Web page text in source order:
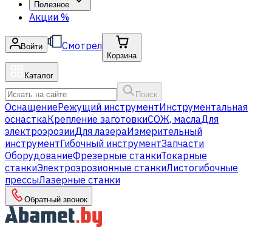
Полезное
Акции %
Войти Смотрел
Корзина
Каталог
Поиск
ОснащениеРежущий инструментИнструментальная
оснасткаКрепление заготовкиСОЖ, маслаДля
электроэрозииДля лазераИзмерительный
инструментГибочный инструментЗапчасти
ОборудованиеФрезерные станкиТокарные
станкиЭлектроэрозионные станкиЛистогибочные
прессыЛазерные станки
Обратный звонок